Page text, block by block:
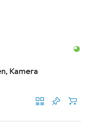
Kamera